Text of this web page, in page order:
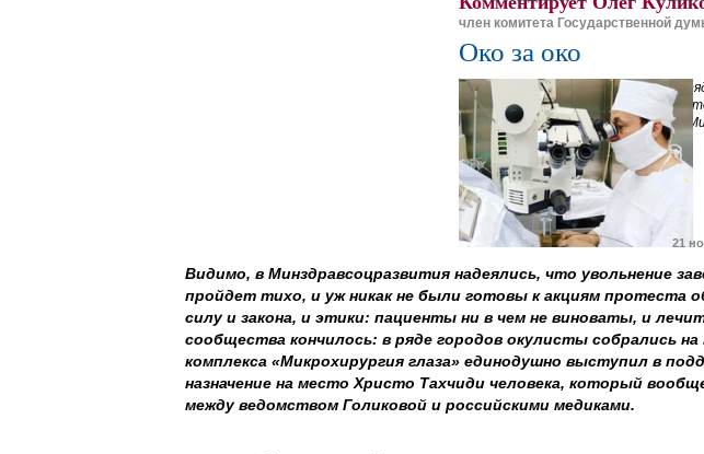
член комитета Государственной
Око за око
к
21
Видимо, в Минздравсоцразвития надеялись, что увольнение
пройдет тихо, и уж никак не были готовы к акциям протеста
силу и закона, и этики: пациенты ни в чем не виноваты, и
сообщества кончилось: в ряде городов окулисты собрались
комплекса «Микрохирургия глаза» единодушно выступил в
назначение на место Христо Тахчиди человека, который
между ведомством Голиковой и российскими медиками.